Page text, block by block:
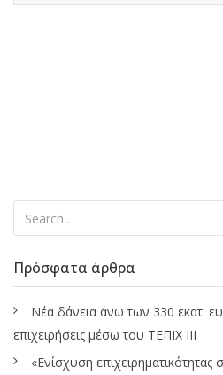
Πρόσφατα άρθρα
Νέα δάνεια άνω των 330 εκατ.
επιχειρήσεις μέσω του ΤΕΠΙΧ ΙΙΙ
«Ενίσχυση επιχειρηματικότητας